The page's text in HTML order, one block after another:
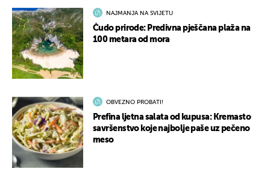
NAJMANJA NA SVIJETU
Čudo prirode: Predivna pješčana plaža na
100 metara od mora
OBVEZNO PROBATI!
Prefina ljetna salata od kupusa: Kremasto
savršenstvo koje najbolje paše uz pečeno
meso